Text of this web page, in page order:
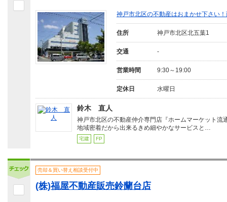
神戸市北区の不動産はおまかせ下さい
住所 神戸市北区北五葉1
交通 -
営業時間 9:30～19:00
定休日 水曜日
鈴木 直人
神戸市北区の不動産仲介専門店『ホームマーケット流
地域密着だから出来るきめ細やかなサービスと…
宅建 FP
売却＆買い替え相談受付中
(株)福屋不動産販売鈴蘭台店